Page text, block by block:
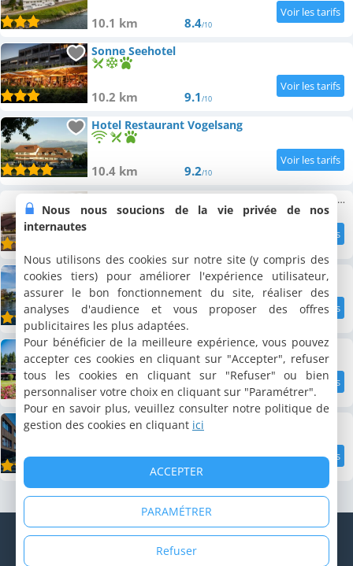
10.1 km 8.4/10
Sonne Seehotel
10.2 km 9.1/10
Hotel Restaurant Vogelsang
10.4 km 9.2/10
Swiss-Chalet Merlischachen - Romantik Schloss-Hotel am See
Seehotel Kastanienbaum
10.9 km
Hotel Matt
11 km 8.6/10
Hotel Sempachersee
7.3/10
© Copyright 1998 - 2026 Cybevasion
Mentions légales
|
Système d'alerte|Espace propriétaire
Nous nous soucions de la vie privée de nos
internautes
Nous utilisons des cookies sur notre site (y compris des
cookies tiers) pour améliorer l'expérience utilisateur,
assurer le bon fonctionnement du site, réaliser des
analyses d'audience et vous proposer des offres
publicitaires les plus adaptées.
Pour bénéficier de la meilleure expérience, vous pouvez
accepter ces cookies en cliquant sur "Accepter", refuser
tous les cookies en cliquant sur "Refuser" ou bien
personnaliser votre choix en cliquant sur "Paramétrer".
Pour en savoir plus, veuillez consulter notre politique de
gestion des cookies en cliquant ici
ACCEPTER
PARAMÉTRER
Refuser